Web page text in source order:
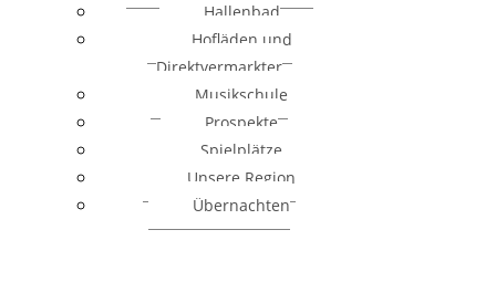
Hallenbad
Hofläden und
Direktvermarkter
Musikschule
Prospekte
Spielplätze
Unsere Region
Übernachten